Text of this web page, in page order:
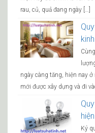
rau, củ, quả đang ngày […]
ngày càng tăng, hiện nay
mới được xây dựng và đi
Ký